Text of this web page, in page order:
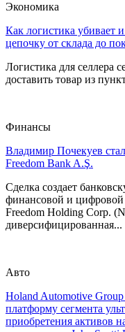
Экономика
Как логистика убивает
цепочку от склада до
Логистика для селлера
доставить товар из
Финансы
Владимир Почекуев
Freedom Bank A.Ş.
Сделка создает
финансовой и цифровой
Freedom Holding Corp.
диверсифицированная...
Авто
Holand Automotive
платформу сегмента
приобретения активов